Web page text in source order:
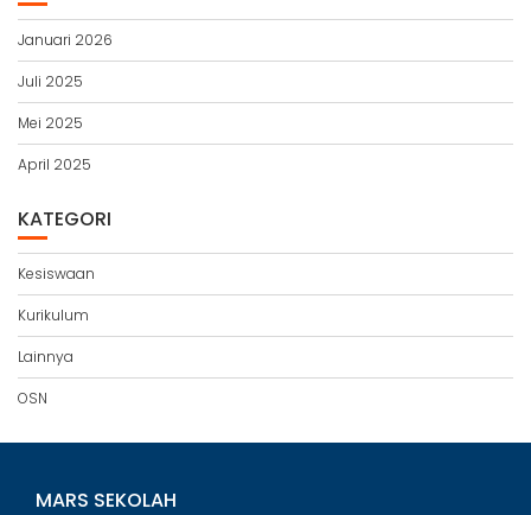
Januari 2026
Juli 2025
Mei 2025
April 2025
KATEGORI
Kesiswaan
Kurikulum
Lainnya
OSN
MARS SEKOLAH